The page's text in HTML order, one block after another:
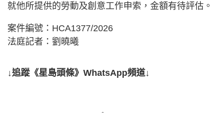
就他所提供的勞動及創意工作申索，金額有待評估。
案件編號：HCA1377/2026
法庭記者：劉曉曦
↓追蹤《星島頭條》WhatsApp頻道↓